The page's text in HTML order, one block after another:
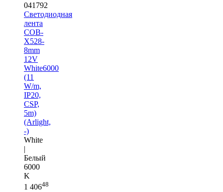
041792
Светодиодная
лента
COB-
X528-
8mm
12V
White6000
(11
W/m,
IP20,
CSP,
5m)
(Arlight,
-)
White
|
Белый
6000
K
1 40648